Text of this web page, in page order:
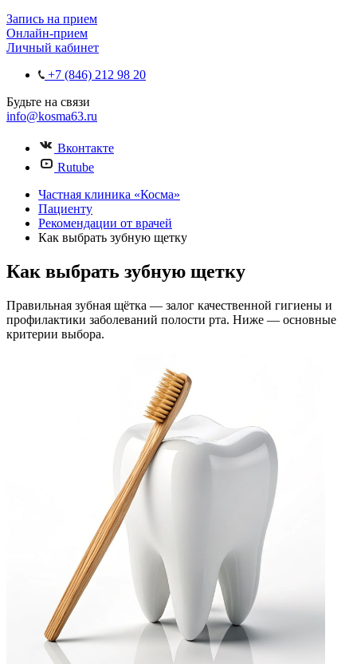
Запись на прием
Онлайн-прием
Личный кабинет
+7 (846) 212 98 20
Будьте на связи
info@kosma63.ru
Вконтакте
Rutube
Частная клиника «Косма»
Пациенту
Рекомендации от врачей
Как выбрать зубную щетку
Как выбрать зубную щетку
Правильная зубная щётка — залог качественной гигиены и
профилактики заболеваний полости рта. Ниже — основные
критерии выбора.